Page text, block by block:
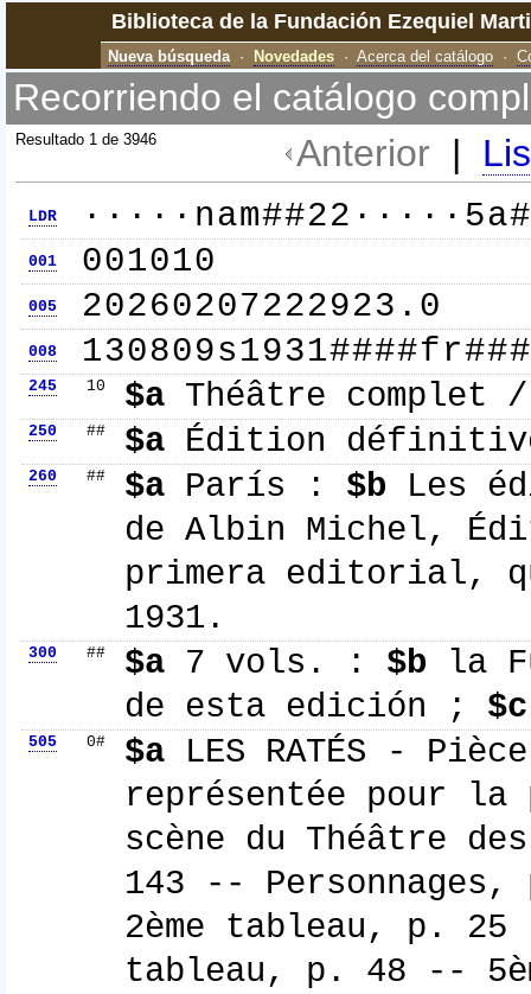
Biblioteca de la Fundación Ezequiel
Nueva búsqueda · Novedades ·Acerca del catálogo ·
Recorriendo el catálogo
Resultado 1 de 3946 Anterior |
LDR
001 001010
005 20260207222923.0
008
245 10 $a Théâtre complet
250 ## $a Édition
260 ## $a París : $b Les
de Albin Michel,
primera editorial,
1931.
300 ## $a 7 vols. : $b la
de esta edición ; $c
505 0# $a LES RATÉS -
représentée pour
scène du Théâtre
143 --
2ème tableau, p.
tableau, p. 48 --